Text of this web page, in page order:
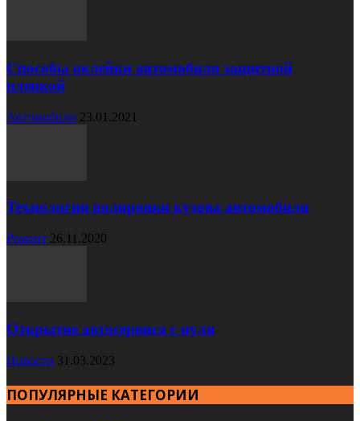
Способы оклейки автомобиля защитной
пленкой
Автомобили 23.01.2021
Технология полировки кузова автомобиля
Ремонт 26.11.2020
Открытие автосервиса с нуля
Новости 31.03.2023
ПОПУЛЯРНЫЕ КАТЕГОРИИ